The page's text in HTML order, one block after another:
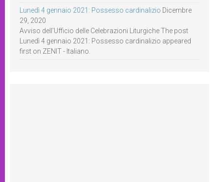
Lunedì 4 gennaio 2021: Possesso cardinalizio Dicembre
29, 2020
Avviso dell’Ufficio delle Celebrazioni Liturgiche The post
Lunedì 4 gennaio 2021: Possesso cardinalizio appeared
first on ZENIT - Italiano.